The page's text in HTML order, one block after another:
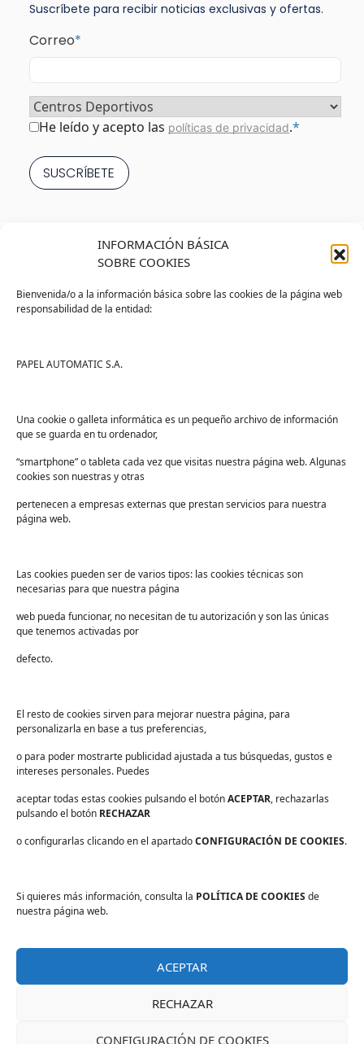
INFORMACIÓN BÁSICA
SOBRE COOKIES
Bienvenida/o a la información básica sobre las cookies de la página web
responsabilidad de la entidad:
PAPEL AUTOMATIC S.A.
Una cookie o galleta informática es un pequeño archivo de información
que se guarda en tu ordenador,
“smartphone” o tableta cada vez que visitas nuestra página web. Algunas
cookies son nuestras y otras
pertenecen a empresas externas que prestan servicios para nuestra
página web.
Las cookies pueden ser de varios tipos: las cookies técnicas son
necesarias para que nuestra página
web pueda funcionar, no necesitan de tu autorización y son las únicas
que tenemos activadas por
defecto.
El resto de cookies sirven para mejorar nuestra página, para
personalizarla en base a tus preferencias,
o para poder mostrarte publicidad ajustada a tus búsquedas, gustos e
intereses personales. Puedes
aceptar todas estas cookies pulsando el botónACEPTAR, rechazarlas
pulsando el botón RECHAZAR
o configurarlas clicando en el apartadoCONFIGURACIÓN DE COOKIES.
Si quieres más información, consulta la POLÍTICA DE COOKIES de
nuestra página web.
ACEPTAR
RECHAZAR
CONFIGURACIÓN DE COOKIES
Suscríbete para recibir noticias exclusivas y ofertas.
Correo*
Sector*
Consentimiento*
He leído y acepto las políticas de privacidad.*
Sanidad
Educación
Centros deportivos
Servicios
Industria alimentaria
Tienda PAPELMATIC
Lista de deseos
Términos y condiciones
Devoluciones
Suscríbete para recibir noticias exclusivas y ofertas.
Correo
electrónico*
sector *
Consentimiento*
He leído y acepto laspolíticas de privacidad.*
Aviso legal
Protección de datos
Política de cookies
Información básica sobre protección de datos